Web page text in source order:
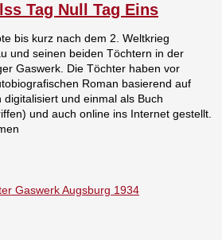
Tag Null Tag Eins
bis kurz nach dem 2. Weltkrieg
und seinen beiden Töchtern in der
Gaswerk. Die Töchter haben vor
Roman basierend auf
und einmal als Buch
und auch online ins Internet gestellt.